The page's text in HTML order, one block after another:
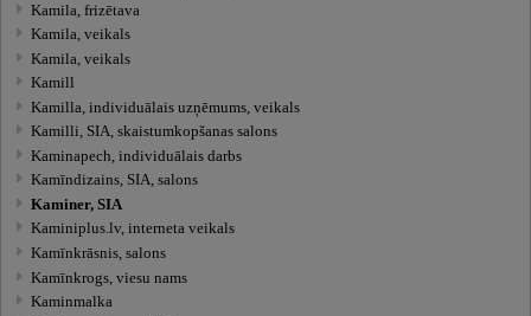
Kamila, frizētava
Kamila, veikals
Kamila, veikals
Kamill
Kamilla, individuālais uzņēmums, veikals
Kamilli, SIA, skaistumkopšanas salons
Kaminapech, individuālais darbs
Kamīndizains, SIA, salons
Kaminer, SIA
Kaminiplus.lv, interneta veikals
Kamīnkrāsnis, salons
Kamīnkrogs, viesu nams
Kaminmalka